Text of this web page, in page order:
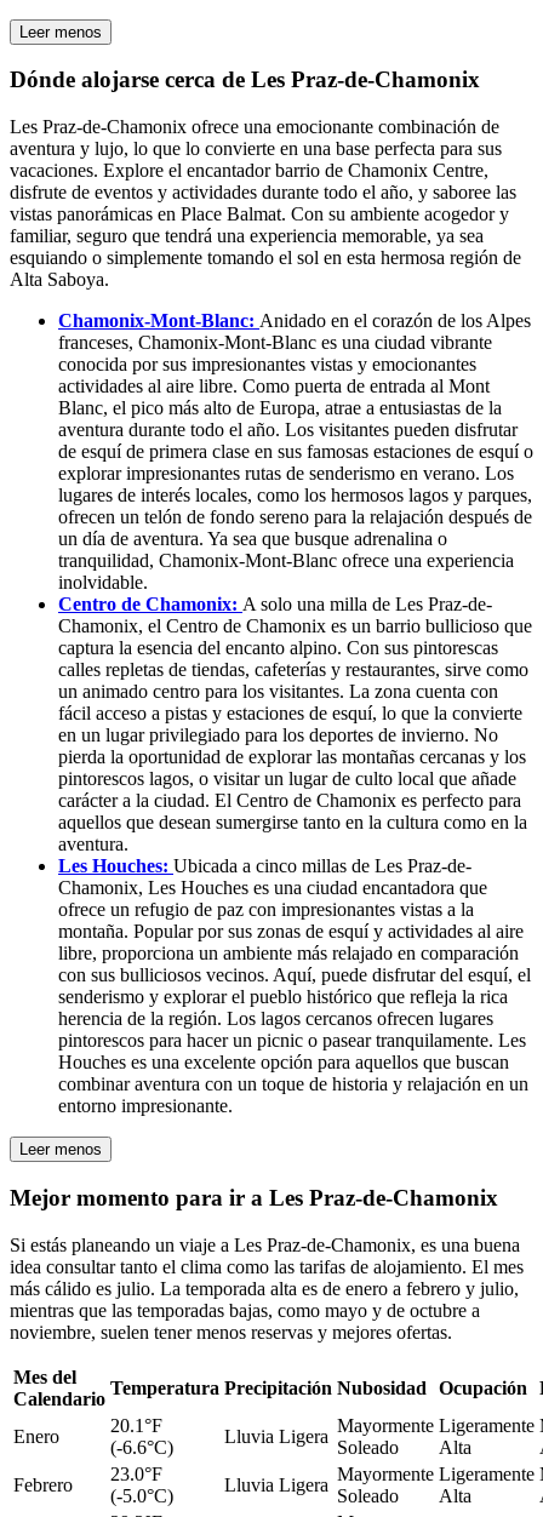
Leer menos
Dónde alojarse cerca de Les Praz-de-Chamonix
Les Praz-de-Chamonix ofrece una emocionante combinación de
aventura y lujo, lo que lo convierte en una base perfecta para sus
vacaciones. Explore el encantador barrio de Chamonix Centre,
disfrute de eventos y actividades durante todo el año, y saboree las
vistas panorámicas en Place Balmat. Con su ambiente acogedor y
familiar, seguro que tendrá una experiencia memorable, ya sea
esquiando o simplemente tomando el sol en esta hermosa región de
Alta Saboya.
Chamonix-Mont-Blanc: Anidado en el corazón de los Alpes
franceses, Chamonix-Mont-Blanc es una ciudad vibrante
conocida por sus impresionantes vistas y emocionantes
actividades al aire libre. Como puerta de entrada al Mont
Blanc, el pico más alto de Europa, atrae a entusiastas de la
aventura durante todo el año. Los visitantes pueden disfrutar
de esquí de primera clase en sus famosas estaciones de esquí o
explorar impresionantes rutas de senderismo en verano. Los
lugares de interés locales, como los hermosos lagos y parques,
ofrecen un telón de fondo sereno para la relajación después de
un día de aventura. Ya sea que busque adrenalina o
tranquilidad, Chamonix-Mont-Blanc ofrece una experiencia
inolvidable.
Centro de Chamonix: A solo una milla de Les Praz-de-
Chamonix, el Centro de Chamonix es un barrio bullicioso que
captura la esencia del encanto alpino. Con sus pintorescas
calles repletas de tiendas, cafeterías y restaurantes, sirve como
un animado centro para los visitantes. La zona cuenta con
fácil acceso a pistas y estaciones de esquí, lo que la convierte
en un lugar privilegiado para los deportes de invierno. No
pierda la oportunidad de explorar las montañas cercanas y los
pintorescos lagos, o visitar un lugar de culto local que añade
carácter a la ciudad. El Centro de Chamonix es perfecto para
aquellos que desean sumergirse tanto en la cultura como en la
aventura.
Les Houches: Ubicada a cinco millas de Les Praz-de-
Chamonix, Les Houches es una ciudad encantadora que
ofrece un refugio de paz con impresionantes vistas a la
montaña. Popular por sus zonas de esquí y actividades al aire
libre, proporciona un ambiente más relajado en comparación
con sus bulliciosos vecinos. Aquí, puede disfrutar del esquí, el
senderismo y explorar el pueblo histórico que refleja la rica
herencia de la región. Los lagos cercanos ofrecen lugares
pintorescos para hacer un picnic o pasear tranquilamente. Les
Houches es una excelente opción para aquellos que buscan
combinar aventura con un toque de historia y relajación en un
entorno impresionante.
Leer menos
Mejor momento para ir a Les Praz-de-Chamonix
Si estás planeando un viaje a Les Praz-de-Chamonix, es una buena
idea consultar tanto el clima como las tarifas de alojamiento. El mes
más cálido es julio. La temporada alta es de enero a febrero y julio,
mientras que las temporadas bajas, como mayo y de octubre a
noviembre, suelen tener menos reservas y mejores ofertas.
Mes del
Calendario
Temperatura Precipitación Nubosidad Ocupación
Enero
20.1°F
(-6.6°C)
Lluvia Ligera
Mayormente
Soleado
Ligeramente
Alta
Febrero
23.0°F
(-5.0°C)
Lluvia Ligera
Mayormente
Soleado
Ligeramente
Alta